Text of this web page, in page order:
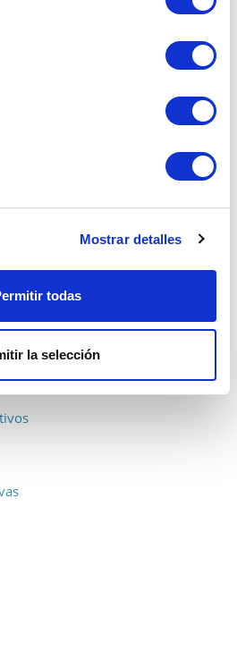
Mostrar detalles
todas
la selección